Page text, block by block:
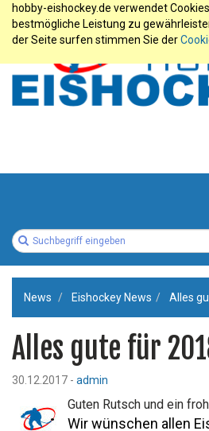
hobby-eishockey.de verwendet
bestmögliche Leistung zu
der Seite surfen stimmen Sie der
News Eishockey News Alles
Alles gute für
30.12.2017 - admin
Guten Rutsch und ein
Wir wünschen allen